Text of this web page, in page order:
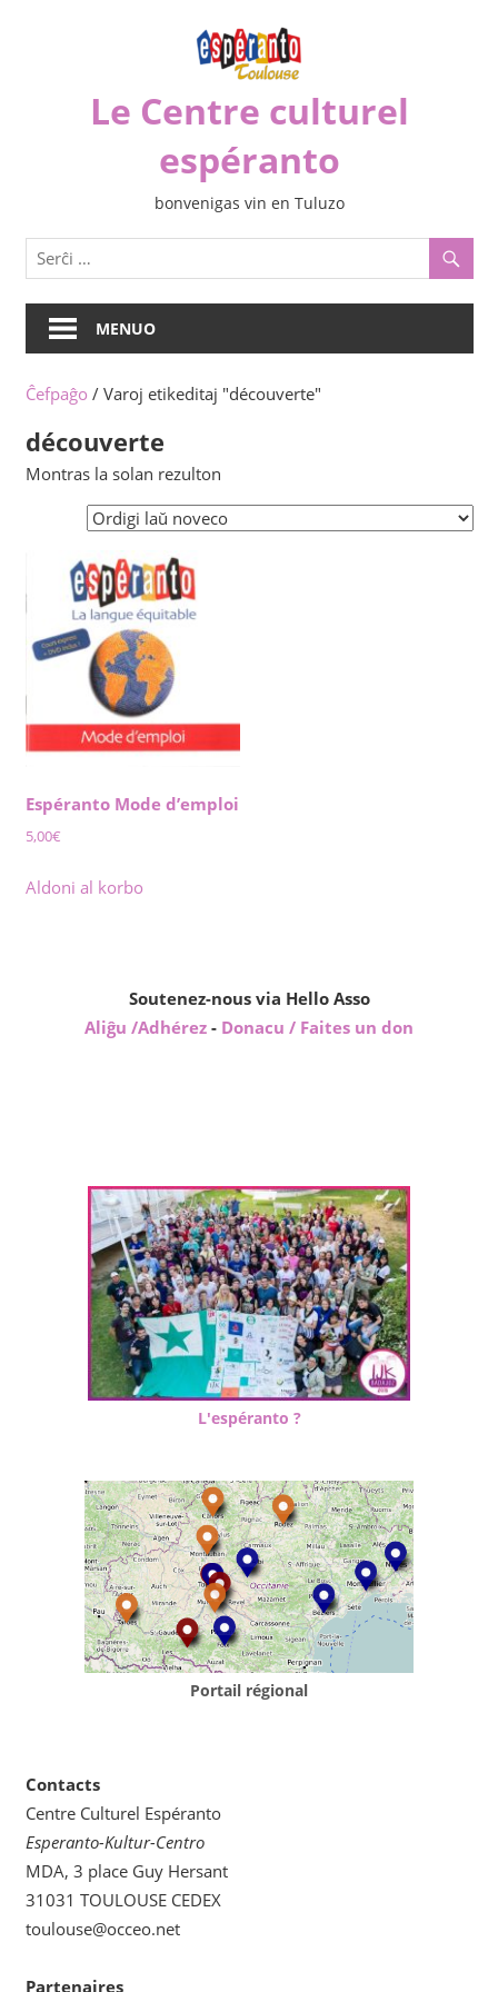
Le Centre culturel
espéranto
bonvenigas vin en Tuluzo
MENUO
Ĉefpaĝo / Varoj etikeditaj "découverte"
découverte
Montras la solan rezulton
Espéranto Mode d’emploi
5,00€
Aldoni al korbo
Soutenez-nous via Hello Asso
Aliĝu /Adhérez - Donacu / Faites un don
L'espéranto ?
Portail régional
Contacts
Centre Culturel Espéranto
Esperanto-Kultur-Centro
MDA, 3 place Guy Hersant
31031 TOULOUSE CEDEX
toulouse@occeo.net
Partenaires